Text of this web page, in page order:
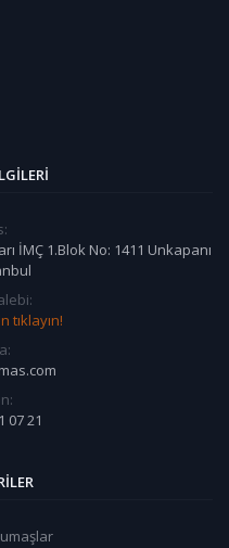
İMÇ 1.Blok No: 1411 Unkapanı
tıklayın!
07 21